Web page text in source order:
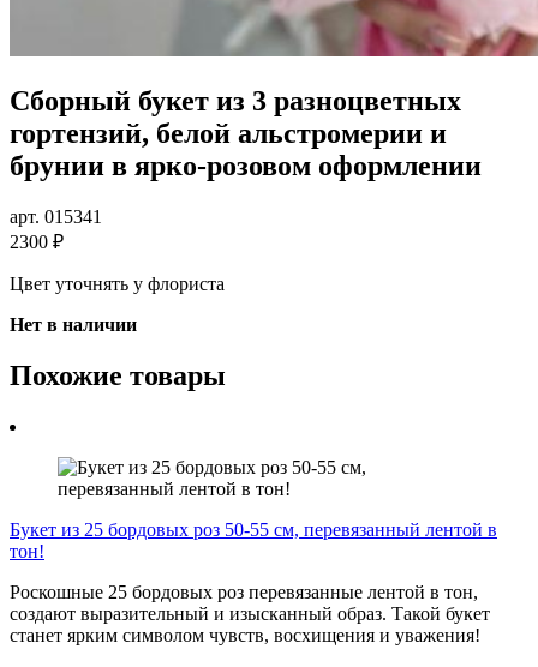
Сборный букет из 3 разноцветных
гортензий, белой альстромерии и
брунии в ярко-розовом оформлении
арт. 015341
2300 ₽
Цвет уточнять у флориста
Нет в наличии
Похожие товары
Букет из 25 бордовых роз 50-55 см, перевязанный лентой в
тон!
Роскошные 25 бордовых роз перевязанные лентой в тон,
создают выразительный и изысканный образ. Такой букет
станет ярким символом чувств, восхищения и уважения!